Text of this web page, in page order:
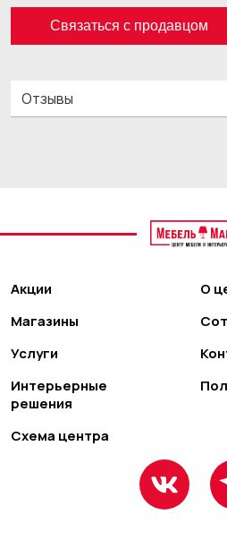
Связаться с продавцом
Отзывы
Акции
Магазины
Услуги
Интерьерные
решения
Схема центра
О